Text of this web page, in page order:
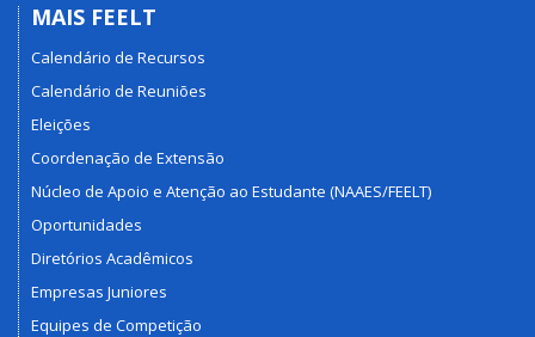
MAIS FEELT
Calendário de Recursos
Calendário de Reuniões
Eleições
Coordenação de Extensão
Núcleo de Apoio e Atenção ao Estudante (NAAES/FEELT)
Oportunidades
Diretórios Acadêmicos
Empresas Juniores
Equipes de Competição